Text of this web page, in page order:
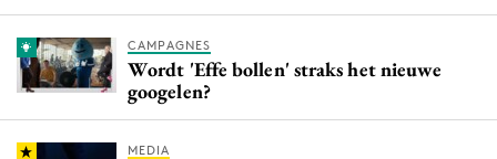
CAMPAGNES
Wordt 'Effe bollen' straks het nieuwe
googelen?
MEDIA